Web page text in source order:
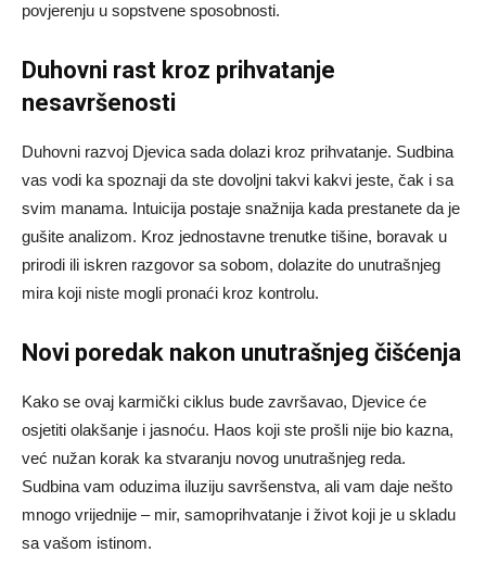
povjerenju u sopstvene sposobnosti.
Duhovni rast kroz prihvatanje
nesavršenosti
Duhovni razvoj Djevica sada dolazi kroz prihvatanje. Sudbina
vas vodi ka spoznaji da ste dovoljni takvi kakvi jeste, čak i sa
svim manama. Intuicija postaje snažnija kada prestanete da je
gušite analizom. Kroz jednostavne trenutke tišine, boravak u
prirodi ili iskren razgovor sa sobom, dolazite do unutrašnjeg
mira koji niste mogli pronaći kroz kontrolu.
Novi poredak nakon unutrašnjeg čišćenja
Kako se ovaj karmički ciklus bude završavao, Djevice će
osjetiti olakšanje i jasnoću. Haos koji ste prošli nije bio kazna,
već nužan korak ka stvaranju novog unutrašnjeg reda.
Sudbina vam oduzima iluziju savršenstva, ali vam daje nešto
mnogo vrijednije – mir, samoprihvatanje i život koji je u skladu
sa vašom istinom.